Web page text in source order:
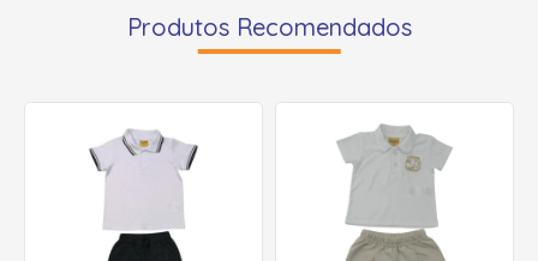
Produtos Recomendados